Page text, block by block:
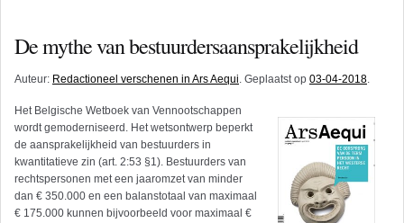
De mythe van bestuurdersaansprakelijkheid
Auteur: Redactioneel verschenen in Ars Aequi. Geplaatst op 03-04-2018.
Het Belgische Wetboek van Vennootschappen
wordt gemoderniseerd. Het wetsontwerp beperkt
de aansprakelijkheid van bestuurders in
kwantitatieve zin (art. 2:53 §1). Bestuurders van
rechtspersonen met een jaaromzet van minder
dan € 350.000 en een balanstotaal van maximaal
€ 175.000 kunnen bijvoorbeeld voor maximaal €